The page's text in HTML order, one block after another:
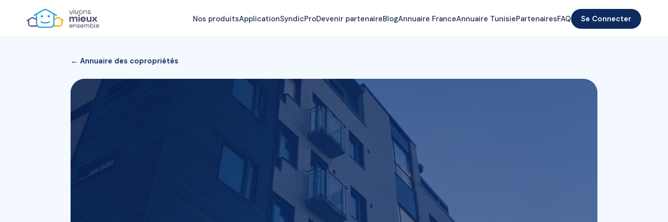
Nos produitsApplicationSyndicProDevenir partenaireBlogAnnuaire FranceAnnuaire TunisiePartenairesFAQ Se Connecter
← Annuaire des copropriétés